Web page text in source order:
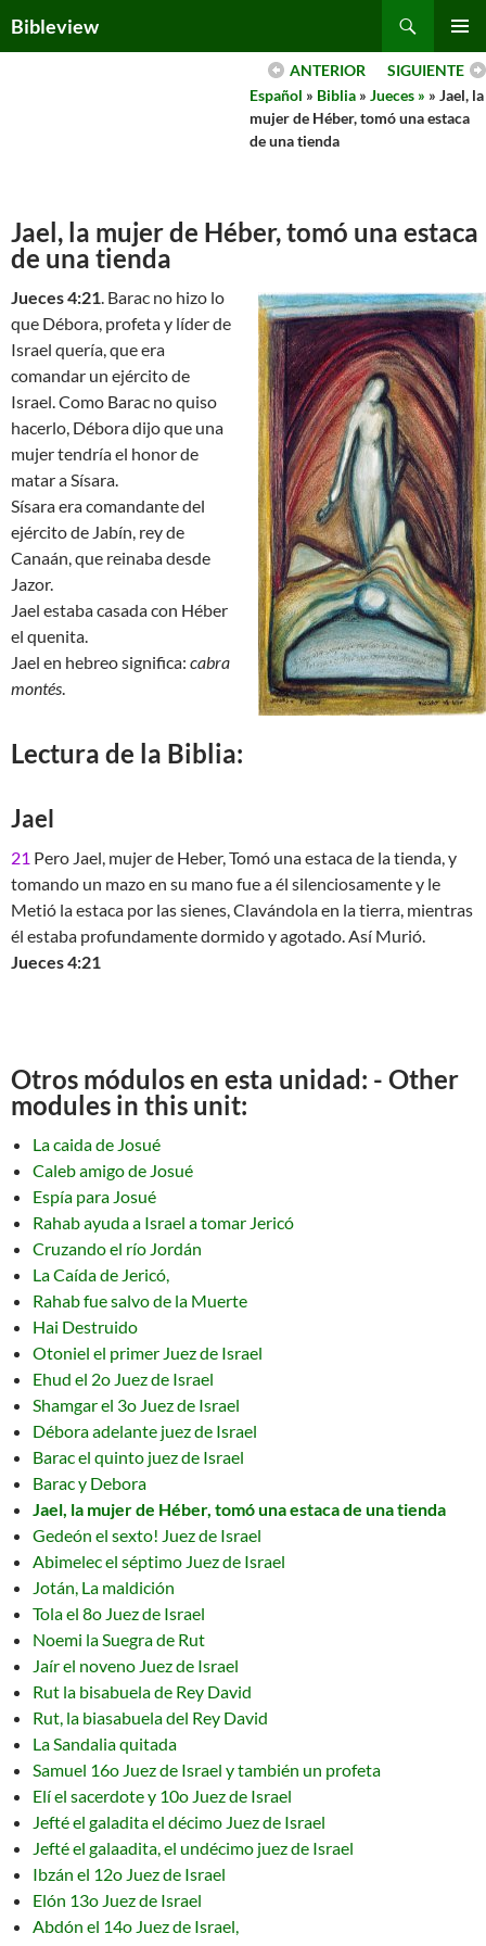
toBibleview
MENU
SIGUIENTE
ANTERIOR
Español » Biblia » Jueces » » Jael, la
mujer de Héber, tomó una estaca
de una tienda
Jael, la mujer de Héber, tomó una estaca
de una tienda
Jueces 4:21. Barac no hizo lo
que Débora, profeta y líder de
Israel quería, que era
comandar un ejército de
Israel. Como Barac no quiso
hacerlo, Débora dijo que una
mujer tendría el honor de
matar a Sísara.
Sísara era comandante del
ejército de Jabín, rey de
Canaán, que reinaba desde
Jazor.
Jael estaba casada con Héber
el quenita.
Jael en hebreo significa: cabra
montés.
Lectura de la Biblia:
Jael
21 Pero Jael, mujer de Heber, Tomó una estaca de la tienda, y
tomando un mazo en su mano fue a él silenciosamente y le
Metió la estaca por las sienes, Clavándola en la tierra, mientras
él estaba profundamente dormido y agotado. Así Murió.
Jueces 4:21
Otros módulos en esta unidad: - Other
modules in this unit:
La caida de Josué
Caleb amigo de Josué
Espía para Josué
Rahab ayuda a Israel a tomar Jericó
Cruzando el río Jordán
La Caída de Jericó,
Rahab fue salvo de la Muerte
Hai Destruido
Otoniel el primer Juez de Israel
Ehud el 2o Juez de Israel
Shamgar el 3o Juez de Israel
Débora adelante juez de Israel
Barac el quinto juez de Israel
Barac y Debora
Jael, la mujer de Héber, tomó una estaca de una tienda
Gedeón el sexto! Juez de Israel
Abimelec el séptimo Juez de Israel
Jotán, La maldición
Tola el 8o Juez de Israel
Noemi la Suegra de Rut
Jaír el noveno Juez de Israel
Rut la bisabuela de Rey David
Rut, la biasabuela del Rey David
La Sandalia quitada
Samuel 16o Juez de Israel y también un profeta
Elí el sacerdote y 10o Juez de Israel
Jefté el galadita el décimo Juez de Israel
Jefté el galaadita, el undécimo juez de Israel
Ibzán el 12o Juez de Israel
Elón 13o Juez de Israel
Abdón el 14o Juez de Israel,